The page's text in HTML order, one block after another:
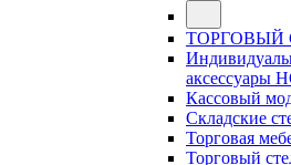
ТОРГОВЫЙ
аксессуары
Кассовый
Складские
Торговая
Торговый